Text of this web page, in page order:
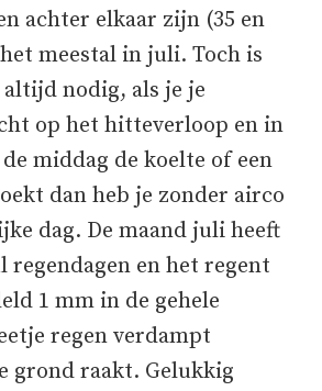
achter elkaar zijn (35 en
meestal in juli. Toch is
nodig, als je je
op het hitteverloop en in
middag de koelte of een
dan heb je zonder airco
dag. De maand juli heeft
regendagen en het regent
1 mm in de gehele
regen verdampt
grond raakt. Gelukkig